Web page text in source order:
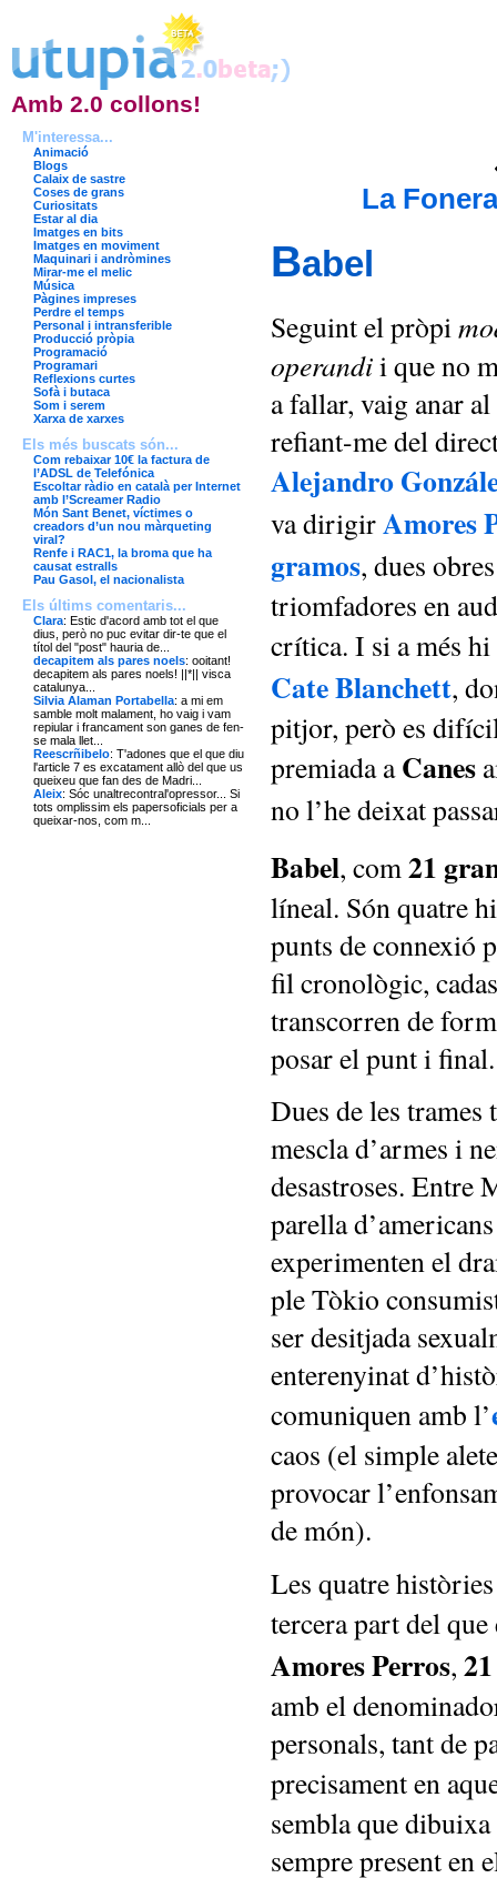
Amb 2.0 collons!
M'interessa...
Animació
Blogs
Calaix de sastre
Coses de grans
Curiositats
Estar al dia
Imatges en bits
Imatges en moviment
Maquinari i andròmines
Mirar-me el melic
Música
Pàgines impreses
Perdre el temps
Personal i intransferible
Producció pròpia
Programació
Programari
Reflexions curtes
Sofà i butaca
Som i serem
Xarxa de xarxes
Els més buscats són...
Com rebaixar 10€ la factura de
l’ADSL de Telefónica
Escoltar ràdio en català per Internet
amb l’Screamer Radio
Món Sant Benet, víctimes o
creadors d’un nou màrqueting
viral?
Renfe i RAC1, la broma que ha
causat estralls
Pau Gasol, el nacionalista
Els últims comentaris...
Clara: Estic d'acord amb tot el que
dius, però no puc evitar dir-te que el
títol del "post" hauria de...
decapitem als pares noels: ooitant!
decapitem als pares noels! ||*|| visca
catalunya...
Silvia Alaman Portabella: a mi em
samble molt malament, ho vaig i vam
repiular i francament son ganes de fen-
se mala llet...
Reescrñibelo: T'adones que el que diu
l'article 7 es excatament allò del que us
queixeu que fan des de Madri...
Aleix: Sóc unaltrecontral'opressor... Si
tots omplissim els papersoficials per a
queixar-nos, com m...
La
Babel
Seguint el pròpi
operandii que no
a fallar, vaig anar
refiant-me del
Alejandro
va dirigirAmores
gramos, dues
triomfadores en
crítica. I si a més
Cate Blanchett,
pitjor, però es
premiada aCanes
no l’he deixat
Babel, com 21
líneal. Són quatre
punts de connexió
fil cronològic,
transcorren de
posar el punt i final.
Dues de les
mescla d’armes i
desastroses. Entre
parella
experimenten el
ple Tòkio
ser desitjada
enterenyinat
comuniquen amb l’
caos (el simple
provocar
de món).
Les quatre
tercera part del
Amores Perros,
amb el
personals, tant de
precisament en
sembla que
sempre present en